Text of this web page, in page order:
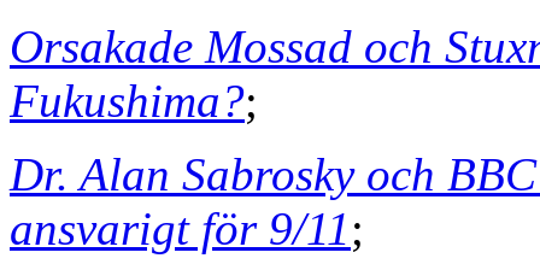
Orsakade Mossad och
Fukushima?;
Dr. Alan Sabrosky och
ansvarigt för 9/11;